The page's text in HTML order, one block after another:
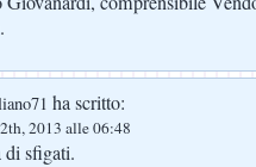
ha scritto:
2013 alle 06:48
sfigati.